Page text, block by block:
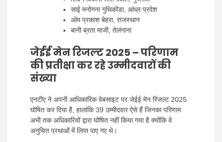
साई मनोगना गुथिकोंडा, आंध्र प्रदेश
ओम प्रकाश बेहरा, राजस्थान
बानी ब्रता माजी, तेलंगाना
जेईई मेन रिजल्ट 2025 – परिणाम
की प्रतीक्षा कर रहे उम्मीदवारों की
संख्या
एनटीए ने अपनी आधिकारिक वेबसाइट पर जेईई मेन रिजल्ट 2025
घोषित कर दिया है, हालांकि 39 उम्मीदवार ऐसे हैं जिनका परिणाम
अभी तक अधिकारियों द्वारा घोषित नहीं किया गया है क्योंकि वे
अनुचित प्रथाओं में लिप्त पाए गए थे।